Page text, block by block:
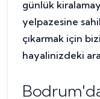
günlük
yelpazesine
çıkarmak için
hayalinizdeki